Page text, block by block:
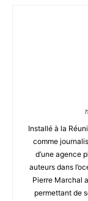
Installé à la
comme
d’une agence
auteurs dans
Pierre Marchal
permettant de